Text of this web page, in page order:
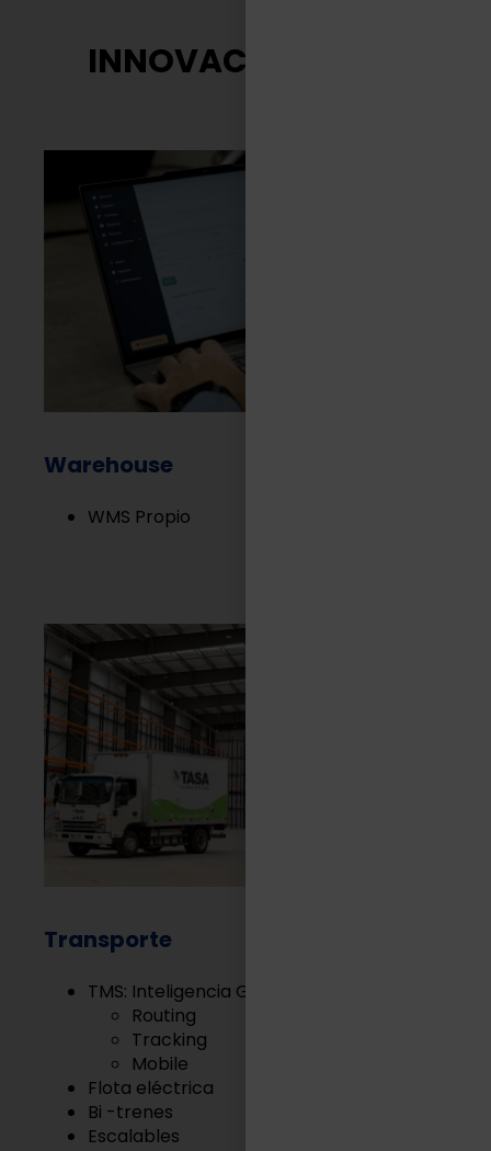
INNOVACIÓN TASA
Warehouse
WMS Propio
Transporte
TMS: Inteligencia Geográfica
Routing
Tracking
Mobile
Flota eléctrica
Bi -trenes
Escalables